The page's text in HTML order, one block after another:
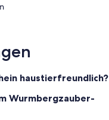
haustierfreundlich?
Wurmbergzauber-